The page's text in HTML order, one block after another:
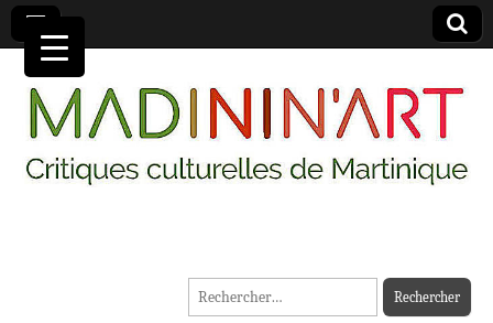
MADININ'ART
Rechercher :